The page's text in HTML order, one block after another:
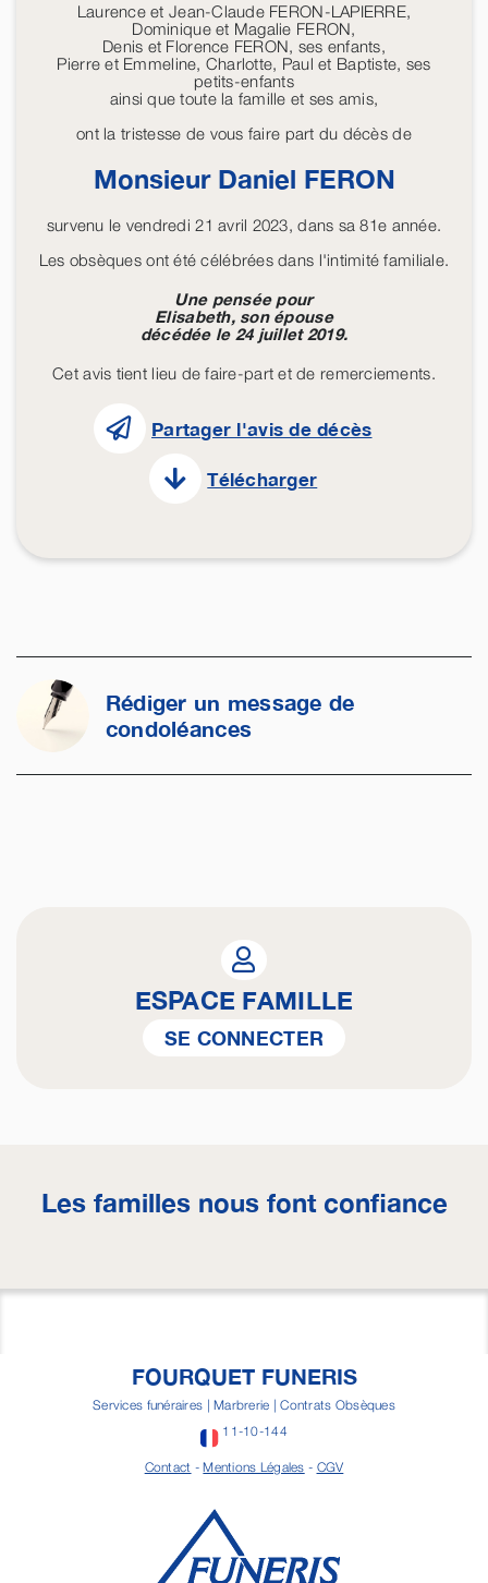
Laurence et Jean-Claude FERON-LAPIERRE,
Dominique et Magalie FERON,
Denis et Florence FERON, ses enfants,
Pierre et Emmeline, Charlotte, Paul et Baptiste, ses
petits-enfants
ainsi que toute la famille et ses amis,
ont la tristesse de vous faire part du décès de
Monsieur Daniel FERON
survenu le vendredi 21 avril 2023, dans sa 81e année.
Les obsèques ont été célébrées dans l'intimité familiale.
Une pensée pour
Elisabeth, son épouse
décédée le 24 juillet 2019.
Cet avis tient lieu de faire-part et de remerciements.
Partager l'avis de décès
Télécharger
Rédiger un message de
condoléances
ESPACE FAMILLE
SE CONNECTER
Les familles nous font confiance
FOURQUET FUNERIS
Services funéraires | Marbrerie | Contrats Obsèques
11-10-144
Contact -Mentions Légales - CGV